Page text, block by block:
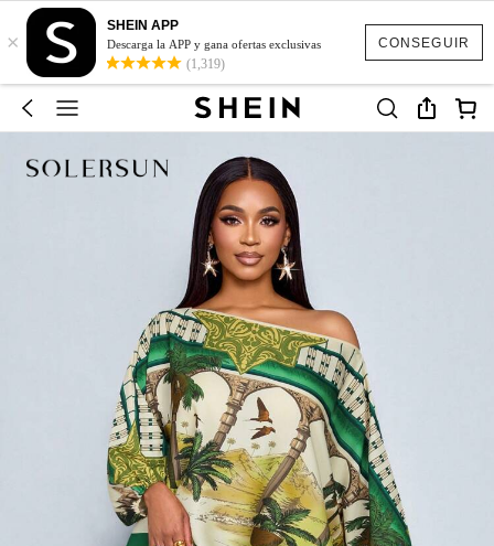
CONSEGUIR
×
SHEIN APP
Descarga la APP y gana ofertas exclusivas
(1,319)